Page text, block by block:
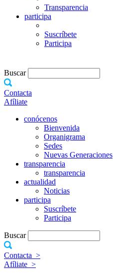
Transparencia
participa
Suscríbete
Participa
Buscar
Contacta
Afíliate
conócenos
Bienvenida
Organigrama
Sedes
Nuevas Generaciones
transparencia
transparencia
actualidad
Noticias
participa
Suscríbete
Participa
Buscar
Contacta >
Afíliate >